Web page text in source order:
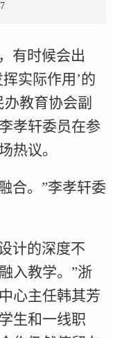
有时候会出
实际作用’的
教育协会副
孝轩委员在参
热议。
合。”李孝轩委
计的深度不
入教学。”浙
心主任韩其芳
生和一线职